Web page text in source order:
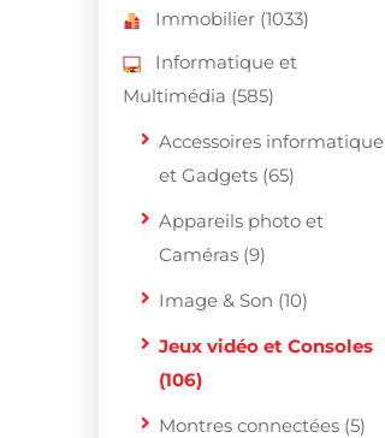
Immobilier (1033)
Informatique et
Multimédia (585)
Accessoires informatique
et Gadgets (65)
Appareils photo et
Caméras (9)
Image & Son (10)
Jeux vidéo et Consoles
(106)
Montres connectées (5)